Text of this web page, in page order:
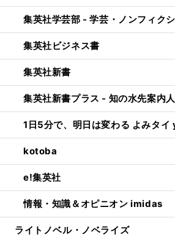
集英社学芸部 - 学芸・ノンフィク
集英社ビジネス書
集英社新書
集英社新書プラス - 知の水先案内人
1日5分で、明日は変わる よみタ
kotoba
e!集英社
情報・知識＆オピニオン imidas
ライトノベル・ノベライズ